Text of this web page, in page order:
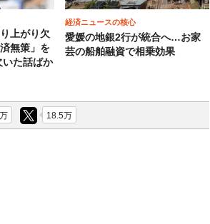
上がり欠
無策」を
いた話ばか
経済ニュースの核心
愛媛の地銀2行が統合へ…お家
芸の船舶融資で相乗効果
18.5万